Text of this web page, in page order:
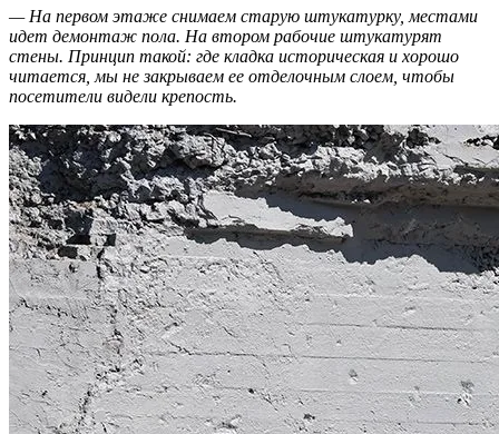
— На первом этаже снимаем старую штукатурку, местами
идет демонтаж пола. На втором рабочие штукатурят
стены. Принцип такой: где кладка историческая и хорошо
читается, мы не закрываем ее отделочным слоем, чтобы
посетители видели крепость.